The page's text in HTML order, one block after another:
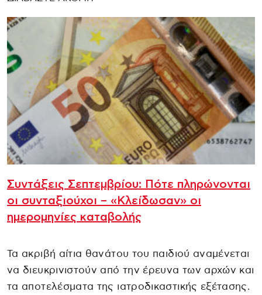
Συντάξεις Σεπτεμβρίου: Πότε πληρώνονται
οι συνταξιούχοι – «Κλείδωσαν» οι
ημερομηνίες καταβολής
Τα ακριβή αίτια θανάτου του παιδιού αναμένεται
να διευκρινιστούν από την έρευνα των αρχών και
τα αποτελέσματα της ιατροδικαστικής εξέτασης.